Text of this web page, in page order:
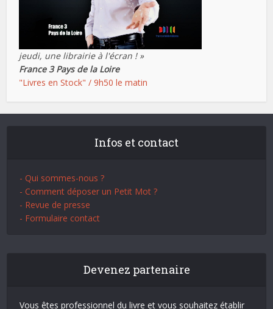
jeudi, une librairie à l'écran ! »
France 3 Pays de la Loire
"Livres en Stock" / 9h50 le matin
Infos et contact
- Qui sommes-nous ?
- Comment déposer un Petit Mot ?
- Revue de presse
- Formulaire contact
Devenez partenaire
Vous êtes professionnel du livre et vous souhaitez établir